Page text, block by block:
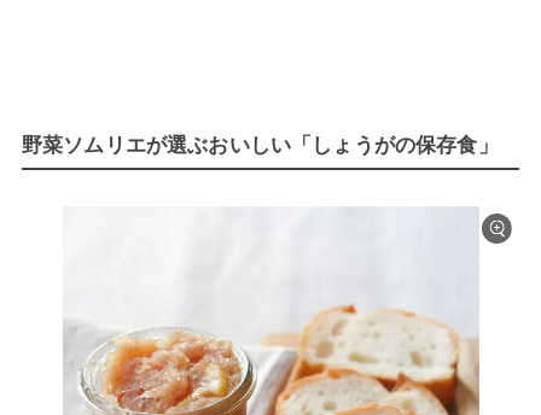
野菜ソムリエが選ぶおいしい「しょうがの保存食」